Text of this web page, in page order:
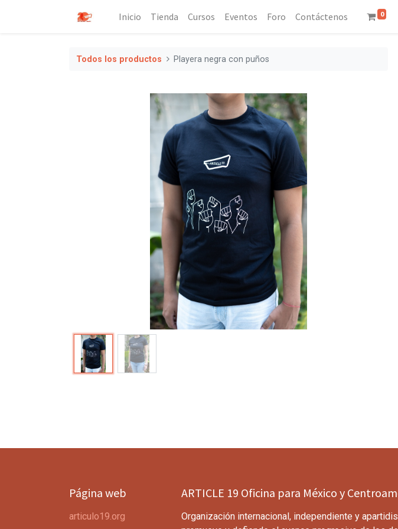
Inicio Tienda Cursos Eventos Foro Contáctenos 0
Todos los productos Playera negra con puños
Página web
articulo19.org
ARTICLE 19 Oficina para México y
Organización internacional, independiente y